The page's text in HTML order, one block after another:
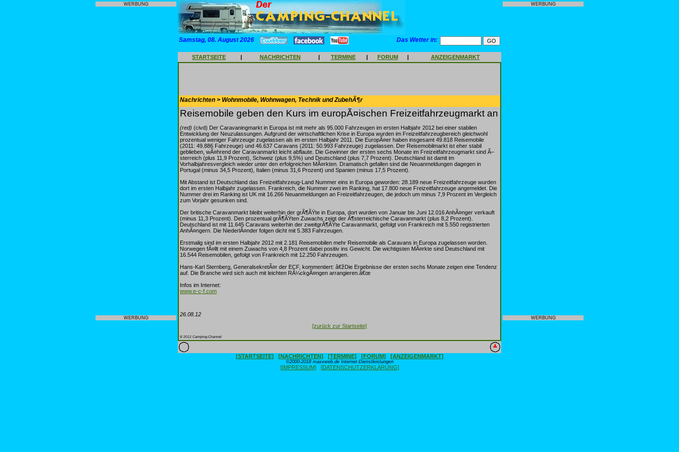
WERBUNG
WERBUNG
Samstag, 08. August 2026 Das Wetter in:
STARTSEITE | NACHRICHTEN | TERMINE | FORUM | ANZEIGENMARKT
Nachrichten > Wohnmobile, Wohnwagen, Technik und ZubehÃ¶r
Reisemobile geben den Kurs im europÃ¤ischen Freizeitfahrzeugmarkt an
(red) (civd) Der Caravaningmarkt in Europa ist mit mehr als 95.000 Fahrzeugen im ersten Halbjahr 2012 bei einer stabilen
Entwicklung der Neuzulassungen. Aufgrund der wirtschaftlichen Krise in Europa wurden im Freizeitfahrzeugbereich gleichwohl
prozentual weniger Fahrzeuge zugelassen als im ersten Halbjahr 2011. Die EuropÃ¤er haben insgesamt 49.818 Reisemobile
(2011: 49.886 Fahrzeuge) und 46.637 Caravans (2011: 50.993 Fahrzeuge) zugelassen. Der Reisemobilmarkt ist eher stabil
geblieben, wÃ¤hrend der Caravanmarkt leicht abflaute. Die Gewinner der ersten sechs Monate im Freizeitfahrzeugmarkt sind Ã–
sterreich (plus 11,9 Prozent), Schweiz (plus 9,5%) und Deutschland (plus 7,7 Prozent). Deutschland ist damit im
Vorhalbjahresvergleich wieder unter den erfolgreichen MÃ¤rkten. Dramatisch gefallen sind die Neuanmeldungen dagegen in
Portugal (minus 34,5 Prozent), Italien (minus 31,6 Prozent) und Spanien (minus 17,5 Prozent).
Mit Abstand ist Deutschland das Freizeitfahrzeug-Land Nummer eins in Europa geworden: 28.189 neue Freizeitfahrzeuge wurden
dort im ersten Halbjahr zugelassen. Frankreich, die Nummer zwei im Ranking, hat 17.800 neue Freizeitfahrzeuge angemeldet. Die
Nummer drei im Ranking ist UK mit 16.266 Neuanmeldungen an Freizeitfahrzeugen, die jedoch um minus 7,9 Prozent im Vergleich
zum Vorjahr gesunken sind.
Der britische Caravanmarkt bleibt weiterhin der grÃ¶ÃŸte in Europa, dort wurden von Januar bis Juni 12.016 AnhÃ¤nger verkauft
(minus 11,3 Prozent). Den prozentual grÃ¶ÃŸten Zuwachs zeigt der Ã¶sterreichische Caravanmarkt (plus 8,2 Prozent).
Deutschland ist mit 11.645 Caravans weiterhin der zweitgrÃ¶ÃŸte Caravanmarkt, gefolgt von Frankreich mit 5.550 registrierten
AnhÃ¤ngern. Die NiederlÃ¤nder folgen dicht mit 5.383 Fahrzeugen.
Erstmalig sind im ersten Halbjahr 2012 mit 2.181 Reisemobilen mehr Reisemobile als Caravans in Europa zugelassen worden.
Norwegen fÃ¤llt mit einem Zuwachs von 4,8 Prozent dabei positiv ins Gewicht. Die wichtigsten MÃ¤rkte sind Deutschland mit
16.544 Reisemobilen, gefolgt von Frankreich mit 12.250 Fahrzeugen.
Hans-Karl Sternberg, GeneralsekretÃ¤r der ECF, kommentiert: â€žDie Ergebnisse der ersten sechs Monate zeigen eine Tendenz
auf. Die Branche wird sich auch mit leichten RÃ¼ckgÃ¤ngen arrangieren.â€œ
Infos im Internet:
www.e-c-f.com
26.08.12
[zurück zur Startseite]
© 2012 Camping-Channel
[STARTSEITE] [NACHRICHTEN] [TERMINE] [FORUM] [ANZEIGENMARKT]
©2000-2018 maxxweb.de Internet-Dienstleistungen
[IMPRESSUM] [DATENSCHUTZERKLÄRUNG]
WERBUNG
WERBUNG